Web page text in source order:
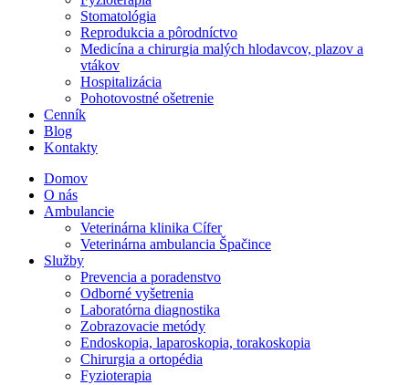
Stomatológia
Reprodukcia a pôrodníctvo
Medicína a chirurgia malých hlodavcov, plazov a
vtákov
Hospitalizácia
Pohotovostné ošetrenie
Cenník
Blog
Kontakty
Domov
O nás
Ambulancie
Veterinárna klinika Cífer
Veterinárna ambulancia Špačince
Služby
Prevencia a poradenstvo
Odborné vyšetrenia
Laboratórna diagnostika
Zobrazovacie metódy
Endoskopia, laparoskopia, torakoskopia
Chirurgia a ortopédia
Fyzioterapia